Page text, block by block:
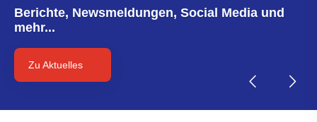
Berichte, Newsmeldungen, Social Media und
mehr...
Zu Aktuelles